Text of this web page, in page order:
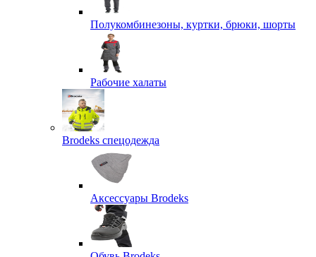
Полукомбинезоны, куртки, брюки, шорты
Рабочие халаты
Brodeks спецодежда
Аксессуары Brodeks